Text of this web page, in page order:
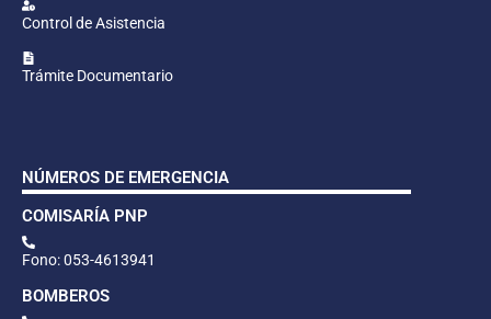
Control de Asistencia
Trámite Documentario
NÚMEROS DE EMERGENCIA
COMISARÍA PNP
Fono: 053-4613941
BOMBEROS